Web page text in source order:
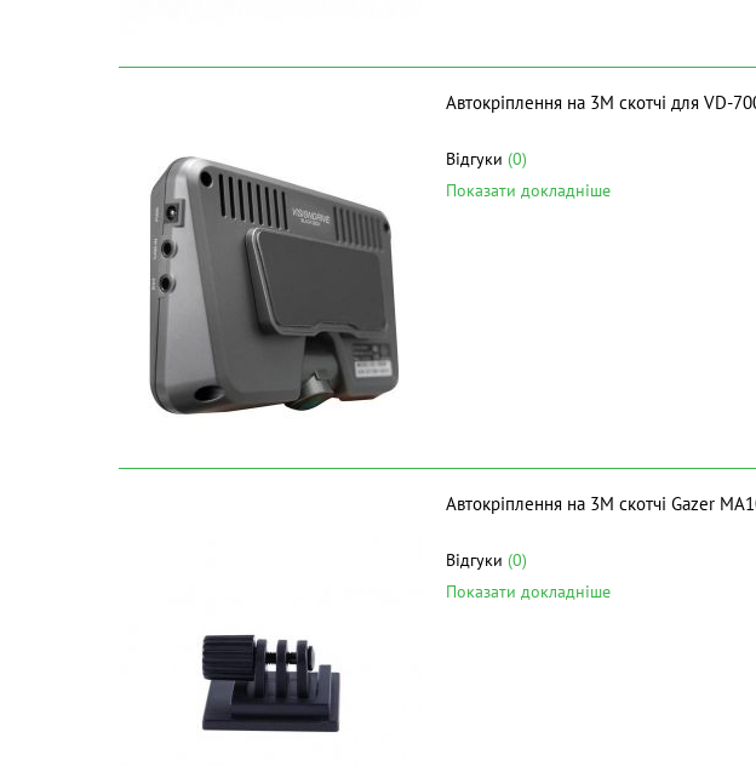
Автокріплення на 3М скотчі для VD-
Відгуки (0)
Показати докладніше
Автокріплення на 3M скотчі Gazer
Відгуки (0)
Показати докладніше